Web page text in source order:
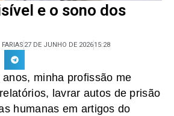
e o sono dos
27 DE JUNHO DE 202615:28
minha profissão me
lavrar autos de prisão
humanas em artigos do